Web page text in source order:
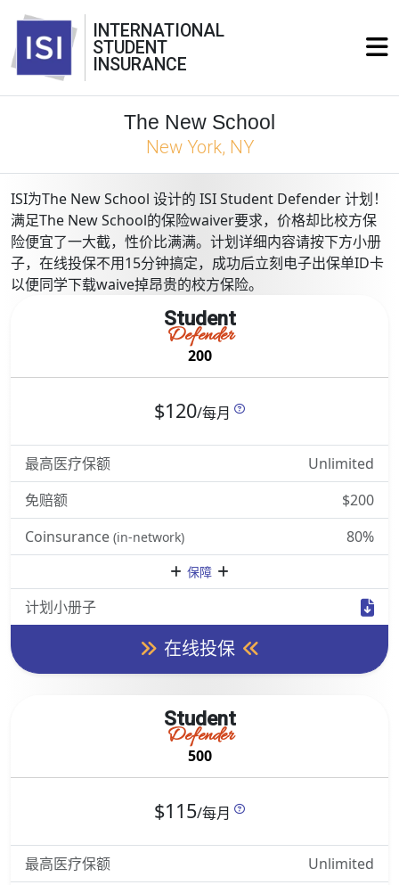
INTERNATIONAL
STUDENT
INSURANCE
The New School
New York, NY
ISI为The New School 设计的 ISI Student Defender 计划！
满足The New School的保险waiver要求，价格却比校方保
险便宜了一大截，性价比满满。计划详细内容请按下方小册
子，在线投保不用15分钟搞定，成功后立刻电子出保单ID卡
以便同学下载waive掉昂贵的校方保险。
Student
Defender
200
$120/每月
最高医疗保额
Unlimited
免赔额
$200
Coinsurance (in-network) 80%
保障
计划小册子
在线投保
Student
Defender
500
$115/每月
最高医疗保额
Unlimited